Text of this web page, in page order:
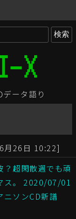
ータ語り
月26日 10:22]
？超閑散週でも頑
ス。 2020/07/01
ニソンCD新譜